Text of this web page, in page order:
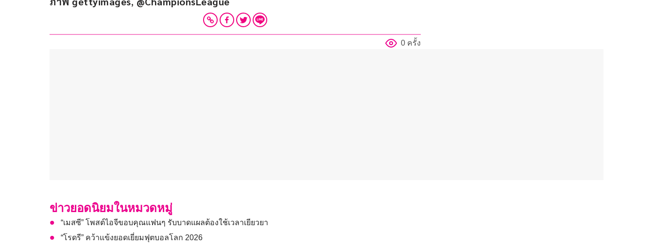
0 ครั้ง
ข่าวยอดนิยมในหมวดหมู่
“เมสซี” โพสต์ไอจีขอบคุณแฟนๆ รับบาดแผลต้องใช้เวลาเยียวยา
“โรดรี” คว้าแข้งยอดเยี่ยมฟุตบอลโลก 2026